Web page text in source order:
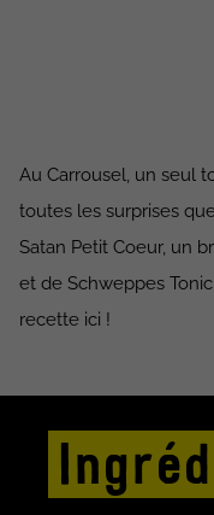
Au Carrousel, un seul
toutes les surprises
Satan Petit Coeur, un
et de Schweppes
recette ici !